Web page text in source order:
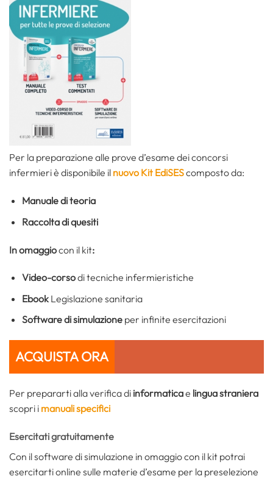
Per la preparazione alle prove d’esame dei concorsi
infermieri è disponibile il nuovo Kit EdiSEScomposto da:
Manuale di teoria
Raccolta di quesiti
In omaggiocon il kit:
Video-corsodi tecniche infermieristiche
Ebook Legislazione sanitaria
Software di simulazioneper infinite esercitazioni
ACQUISTA ORA
Per prepararti alla verifica di informaticae lingua straniera
scopri i manuali specifici
Esercitati gratuitamente
Con il software di simulazione in omaggio con il kit potrai
esercitarti online sulle materie d’esame per la preselezione